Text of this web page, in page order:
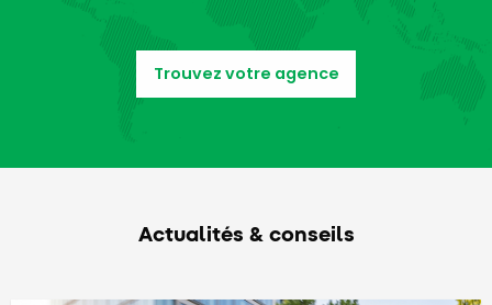
Trouvez votre agence
Actualités & conseils